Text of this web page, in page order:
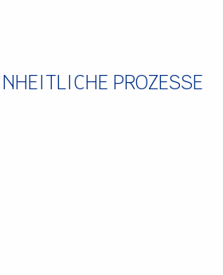
PROZESSE